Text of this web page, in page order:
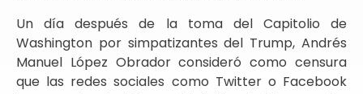
Un día después de la toma del Capitolio de
Washington por simpatizantes del Trump, Andrés
Manuel López Obrador consideró como censura
que las redes sociales como Twitter o Facebook